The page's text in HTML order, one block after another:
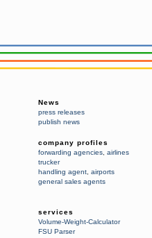
News
press releases
publish news
company profiles
forwarding agencies airlines
trucker
handling agent airports
general sales agents
services
Volume-Weight-Calculator
FSU Parser